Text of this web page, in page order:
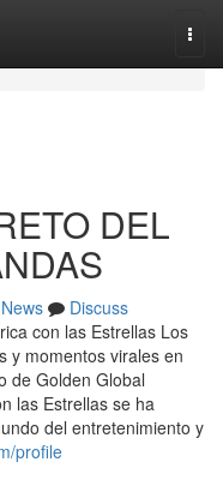
DEL
News
Discuss
con las Estrellas Los
y momentos virales en
de Golden Global
las Estrellas se ha
del entretenimiento y
profile